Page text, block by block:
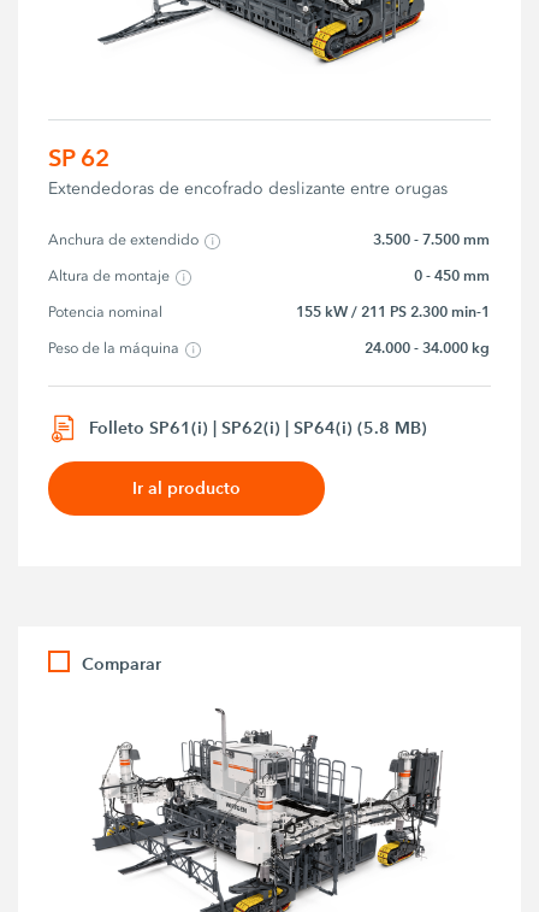
SP 62
Extendedoras de encofrado deslizante entre orugas
Anchura de extendido 3.500 - 7.500 mm
Altura de montaje 0 - 450 mm
Potencia nominal 155 kW / 211 PS 2.300 min-1
Peso de la máquina 24.000 - 34.000 kg
Folleto SP61(i) | SP62(i) | SP64(i) (5.8 MB)
Ir al producto
Comparar